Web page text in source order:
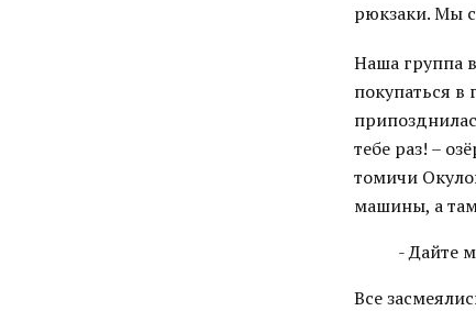
рюкзаки. Мы
Наша группа
покупаться
тебе раз! –
томичи
машины, а
- Дайте
Все